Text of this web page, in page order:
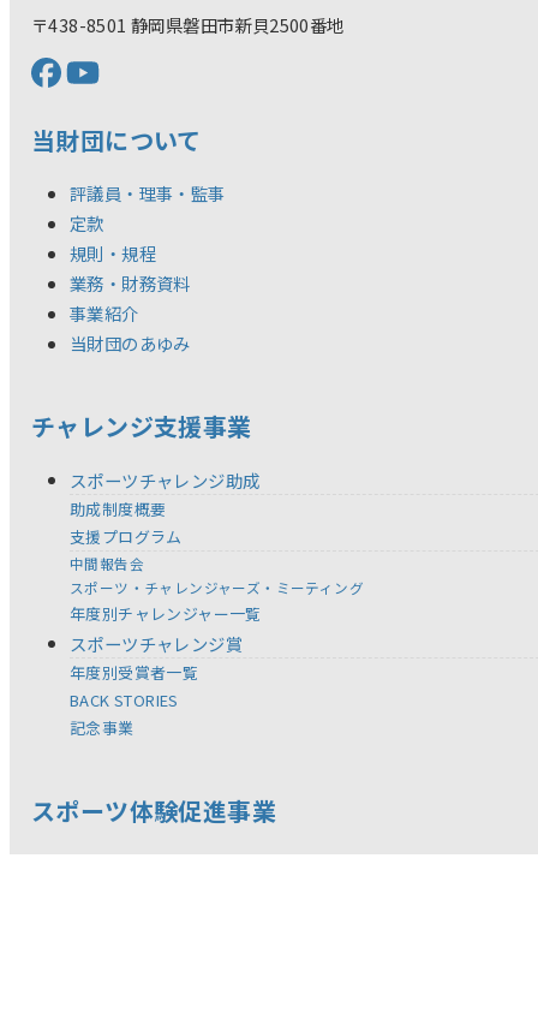
〒438-8501 静岡県磐田市新貝2500番地
当財団について
評議員・理事・監事
定款
規則・規程
業務・財務資料
事業紹介
当財団のあゆみ
チャレンジ支援事業
スポーツチャレンジ助成
助成制度概要
支援プログラム
中間報告会
スポーツ・チャレンジャーズ・ミーティング
年度別チャレンジャー一覧
スポーツチャレンジ賞
年度別受賞者一覧
BACK STORIES
記念事業
スポーツ体験促進事業